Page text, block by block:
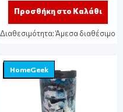
Προσθήκη στο Καλάθι
Διαθεσιμότητα:Άμεσα διαθέσιμο
HomeGeek